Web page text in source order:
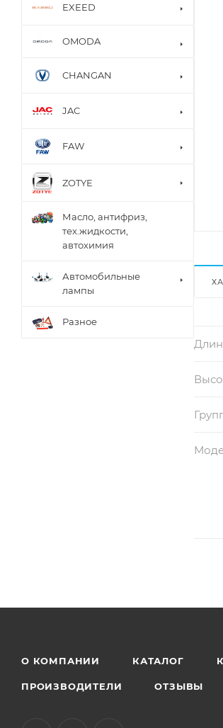
EXEED
OMODA
CHANGAN
JAC
FAW
ZOTYE
Масло, антифриз,
тех.жидкости,
автохимия
Автомобильные
лампы
Разное
О КОМПАНИИ КАТАЛОГ
ПРОИЗВОДИТЕЛИ ОТЗЫВЫ